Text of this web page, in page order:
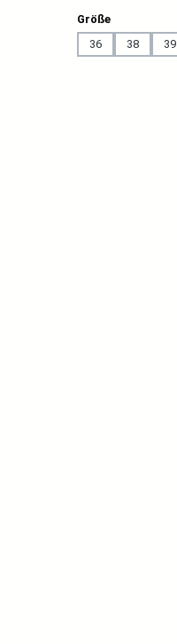
Größeauswählen
36
38 39